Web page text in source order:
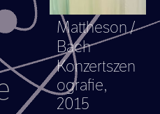
Mattheson /
Bach
Konzertszen
ografie,
2015